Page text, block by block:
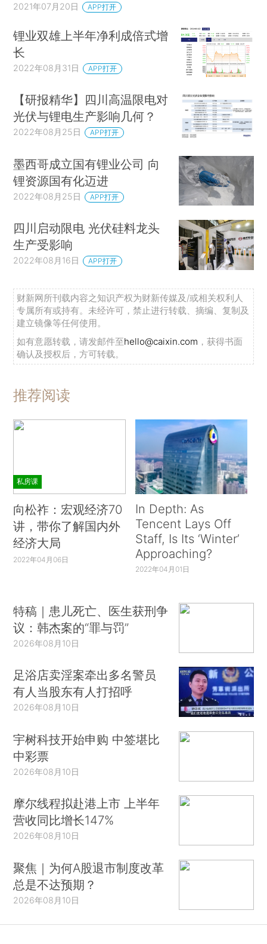
2021年07月20日 APP打开
锂业双雄上半年净利成倍式增
长
2022年08月31日 APP打开
【研报精华】四川高温限电对
光伏与锂电生产影响几何？
2022年08月25日 APP打开
墨西哥成立国有锂业公司 向
锂资源国有化迈进
2022年08月25日 APP打开
四川启动限电 光伏硅料龙头
生产受影响
2022年08月16日 APP打开
财新网所刊载内容之知识产权为财新传媒及/或相关权利人
专属所有或持有。未经许可，禁止进行转载、摘编、复制及
建立镜像等任何使用。
如有意愿转载，请发邮件至hello@caixin.com ，获得书面
确认及授权后，方可转载。
推荐阅读
私房课
向松祚：宏观经济70
讲，带你了解国内外
经济大局
2022年04月06日
In Depth: As
Tencent Lays Off
Staff, Is Its ‘Winter’
Approaching?
2022年04月01日
特稿｜患儿死亡、医生获刑争
议：韩杰案的“罪与罚”
2026年08月10日
足浴店卖淫案牵出多名警员
有人当股东有人打招呼
2026年08月10日
宇树科技开始申购 中签堪比
中彩票
2026年08月10日
摩尔线程拟赴港上市 上半年
营收同比增长147%
2026年08月10日
聚焦｜为何A股退市制度改革
总是不达预期？
2026年08月10日